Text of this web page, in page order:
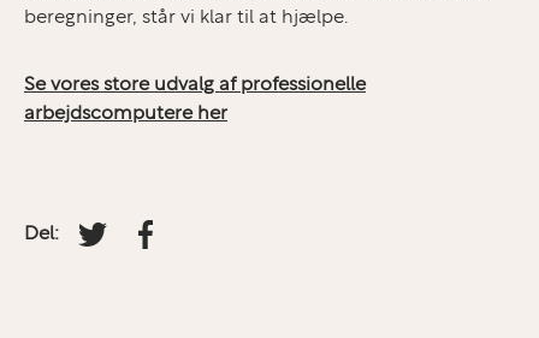
beregninger, står vi klar til at hjælpe.
Se vores store udvalg af professionelle
arbejdscomputere her
Del:
Tweet på Twitter
Del på facebook